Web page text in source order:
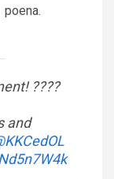
poena.
????
and